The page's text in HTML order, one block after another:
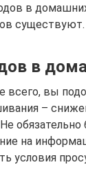
в
существуют.
в
вы
–
на
условия